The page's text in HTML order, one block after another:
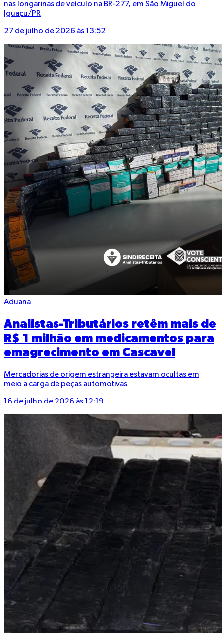
nas longarinas de veículo na BR-277, em São Miguel do
Iguaçu/PR
27 de julho de 2026 às 13:52
Aduana
Analistas-Tributários retêm mais de
R$ 1 milhão em medicamentos para
emagrecimento em Cascavel
Mercadorias de origem estrangeira estavam ocultas em
meio a carga de peças automotivas
16 de julho de 2026 às 12:19